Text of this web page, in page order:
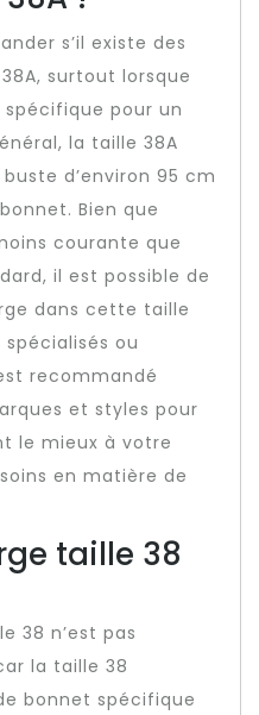
s’il existe des
surtout lorsque
pour un
la taille 38A
d’environ 95 cm
Bien que
courante que
il est possible de
dans cette taille
ou
recommandé
et styles pour
le mieux à votre
en matière de
taille 38
38 n’est pas
la taille 38
bonnet spécifique